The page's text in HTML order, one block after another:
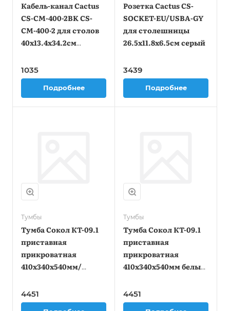
Кабель-канал Cactus
CS-CM-400-2BK CS-
CM-400-2 для столов
40x13.4x34.2см
1035
Подробнее
Розетка Cactus CS-
SOCKET-EU/USBA-GY
для столешницы
26.5x11.8x6.5см серый
3439
Подробнее
Тумбы
Тумба Сокол КТ-09.1
приставная
прикроватная
410x340x540мм/
(КТ09.1В5Б5)
4451
Тумбы
Тумба Сокол КТ-09.1
приставная
прикроватная
410x340x540мм белый
4451